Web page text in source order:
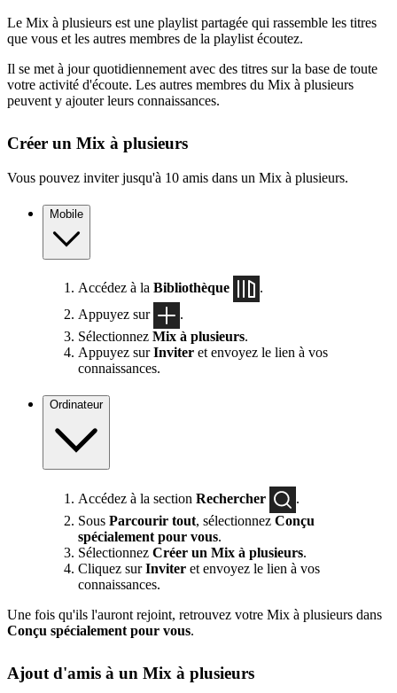
Le Mix à plusieurs est une playlist partagée qui rassemble les titres
que vous et les autres membres de la playlist écoutez.
Il se met à jour quotidiennement avec des titres sur la base de toute
votre activité d'écoute. Les autres membres du Mix à plusieurs
peuvent y ajouter leurs connaissances.
Créer un Mix à plusieurs
Vous pouvez inviter jusqu'à 10 amis dans un Mix à plusieurs.
Mobile
Accédez à la Bibliothèque
.
Appuyez sur
.
Sélectionnez Mix à plusieurs.
Appuyez surInviter et envoyez le lien à vos
connaissances.
Ordinateur
Accédez à la section Rechercher
.
Sous Parcourir tout, sélectionnez Conçu
spécialement pour vous.
Sélectionnez Créer un Mix à plusieurs.
Cliquez surInviter et envoyez le lien à vos
connaissances.
Une fois qu'ils l'auront rejoint, retrouvez votre Mix à plusieurs dans
Conçu spécialement pour vous.
Ajout d'amis à un Mix à plusieurs